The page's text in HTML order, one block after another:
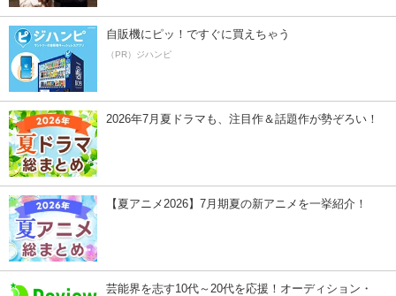
自販機にピッ！ですぐに買えちゃう
（PR）ジハンピ
2026年7月夏ドラマも、注目作＆話題作が勢ぞろい！
【夏アニメ2026】7月期夏の新アニメを一挙紹介！
芸能界を志す10代～20代を応援！オーディション・